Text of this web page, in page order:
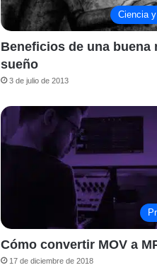
Ciencia
Beneficios de una buena
sueño
3 de julio de 2013
Cómo convertir MOV a
17 de diciembre de 2018